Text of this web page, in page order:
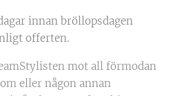
innan bröllopsdagen
offerten.
mot all förmodan
eller någon annan